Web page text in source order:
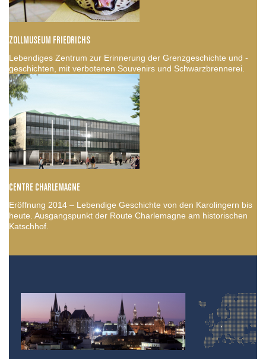
ZOLLMUSEUM FRIEDRICHS
Lebendiges Zentrum zur Erinnerung der Grenzgeschichte und -
geschichten, mit verbotenen Souvenirs und Schwarzbrennerei.
CENTRE CHARLEMAGNE
Eröffnung 2014 – Lebendige Geschichte von den Karolingern bis
heute. Ausgangspunkt der Route Charlemagne am historischen
Katschhof.